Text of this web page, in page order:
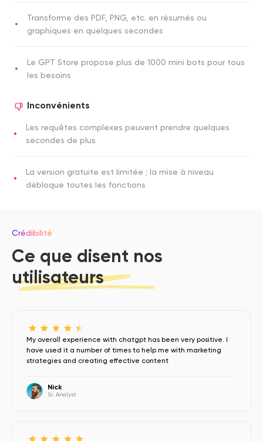
Transforme des PDF, PNG, etc. en résumés ou
graphiques en quelques secondes
Le GPT Store propose plus de 1000 mini bots pour tous
les besoins
Inconvénients
Les requêtes complexes peuvent prendre quelques
secondes de plus
La version gratuite est limitée ; la mise à niveau
débloque toutes les fonctions
Crédibilité
Ce que disent nos
utilisateurs
My overall experience with chatgpt has been very positive. I
have used it a number of times to help me with marketing
strategies and creating effective content
Nick
Sr. Analyst